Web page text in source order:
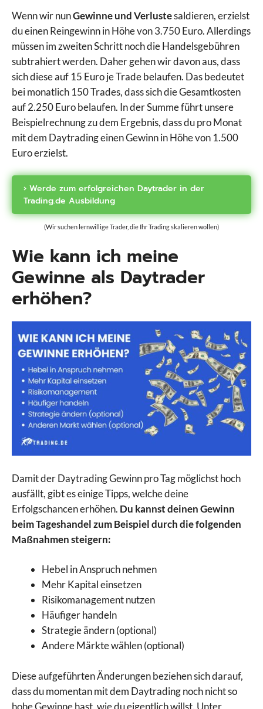
Wenn wir nunGewinne und Verlustesaldieren, erzielst
du einen Reingewinn in Höhe von 3.750 Euro. Allerdings
müssen im zweiten Schritt noch die Handelsgebühren
subtrahiert werden. Daher gehen wir davon aus, dass
sich diese auf 15 Euro je Trade belaufen. Das bedeutet
bei monatlich 150 Trades, dass sich die Gesamtkosten
auf 2.250 Euro belaufen. In der Summe führt unsere
Beispielrechnung zu dem Ergebnis, dass du pro Monat
mit dem Daytrading einen Gewinn in Höhe von 1.500
Euro erzielst.
› Werde zum erfolgreichen Daytrader in der
Trading.de Ausbildung
(Wir suchen lernwillige Trader, die Ihr Trading skalieren wollen)
Wie kann ich meine
Gewinne als Daytrader
erhöhen?
Damit der Daytrading Gewinn pro Tag möglichst hoch
ausfällt, gibt es einige Tipps, welche deine
Erfolgschancen erhöhen. Du kannst deinen Gewinn
beim Tageshandel zum Beispiel durch die folgenden
Maßnahmen steigern:
Hebel in Anspruch nehmen
Mehr Kapital einsetzen
Risikomanagement nutzen
Häufiger handeln
Strategie ändern (optional)
Andere Märkte wählen (optional)
Diese aufgeführten Änderungen beziehen sich darauf,
dass du momentan mit dem Daytrading noch nicht so
hohe Gewinne hast, wie du eigentlich willst. Unter